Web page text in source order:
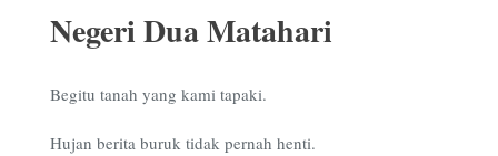
Negeri Dua Matahari
Begitu tanah yang kami tapaki.
Hujan berita buruk tidak pernah henti.